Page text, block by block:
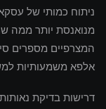
ניתוח כמותי של
מנואנסת יותר ממה
המצרפיים מספרים
אלפא משמעותיות
דרישות בדיקת